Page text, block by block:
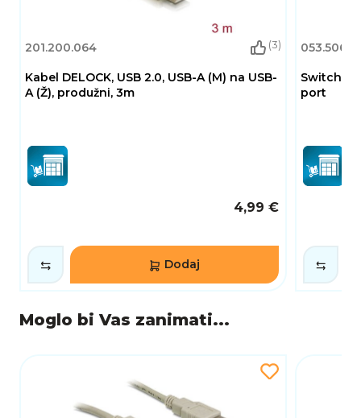
201.200.064 (3)
Kabel DELOCK, USB 2.0, USB-A (M) na USB-
A (Ž), produžni, 3m
4,99 €
Dodaj
Switch D-
port
Moglo bi Vas zanimati...